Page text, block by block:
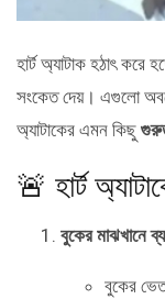
হার্ট অ্যাটাক হঠাৎ
সংকেত দেয়। এগুলো
অ্যাটাকের এমন কিছু
🚨 হার্ট
বুকের মাঝখানে
বুকের